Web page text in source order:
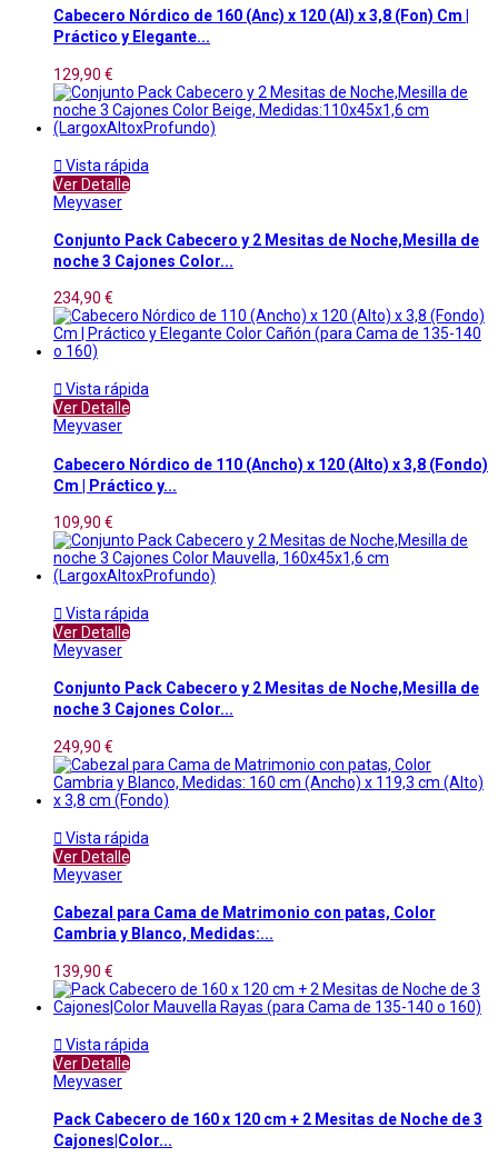
Cabecero Nórdico de 160 (Anc) x 120 (Al) x 3,8 (Fon) Cm |
Práctico y Elegante...
129,90 €
 Vista rápida
Ver Detalle
Meyvaser
Conjunto Pack Cabecero y 2 Mesitas de Noche,Mesilla de
noche 3 Cajones Color...
234,90 €
 Vista rápida
Ver Detalle
Meyvaser
Cabecero Nórdico de 110 (Ancho) x 120 (Alto) x 3,8 (Fondo)
Cm | Práctico y...
109,90 €
 Vista rápida
Ver Detalle
Meyvaser
Conjunto Pack Cabecero y 2 Mesitas de Noche,Mesilla de
noche 3 Cajones Color...
249,90 €
 Vista rápida
Ver Detalle
Meyvaser
Cabezal para Cama de Matrimonio con patas, Color
Cambria y Blanco, Medidas:...
139,90 €
 Vista rápida
Ver Detalle
Meyvaser
Pack Cabecero de 160 x 120 cm + 2 Mesitas de Noche de 3
Cajones|Color...